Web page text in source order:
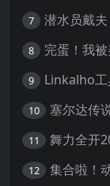
7 潜水员戴
8 完蛋！我
9 Linkalho工
10
11 舞力全开
12